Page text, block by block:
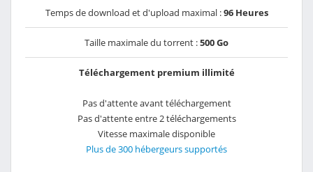
Temps de download et d'upload maximal :96 Heures
Taille maximale du torrent :500 Go
Téléchargement premium illimité
Pas d'attente avant téléchargement
Pas d'attente entre 2 téléchargements
Vitesse maximale disponible
Plus de 300 hébergeurs supportés